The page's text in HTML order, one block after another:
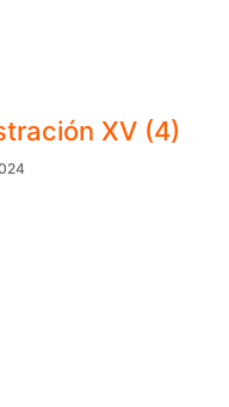
XV (4)